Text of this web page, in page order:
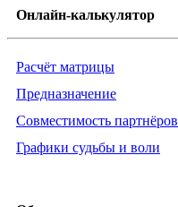
Онлайн-калькулятор
Расчёт матрицы
Предназначение
Совместимость партнёров
Графики судьбы и воли